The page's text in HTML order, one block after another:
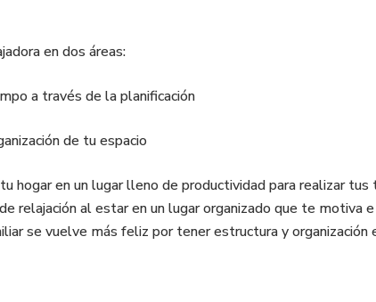
en dos áreas:
a través de la planificación
de tu espacio
hogar en un lugar lleno de productividad para realizar
relajación al estar en un lugar organizado que te motiva e
se vuelve más feliz por tener estructura y organización